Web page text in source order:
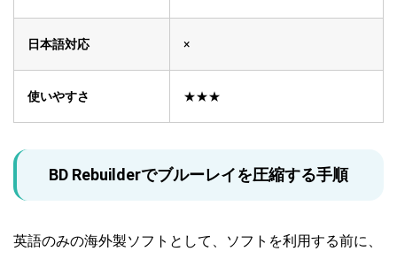
日本語対応 ×
使いやすさ ★★★
BD Rebuilderでブルーレイを圧縮する手順
英語のみの海外製ソフトとして、ソフトを利用する前に、